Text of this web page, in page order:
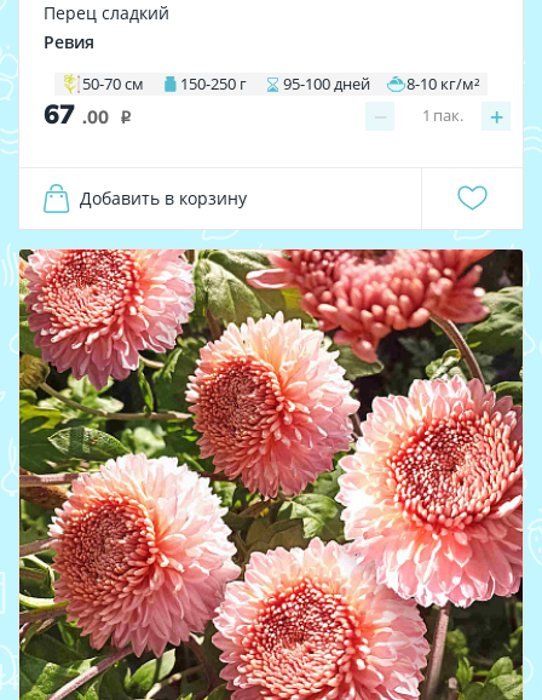
Перец сладкий
Ревия
50-70 см 150-250 г 95-100 дней 8-10 кг/м²
67 .00 i − +
1 пак.
Добавить в корзину